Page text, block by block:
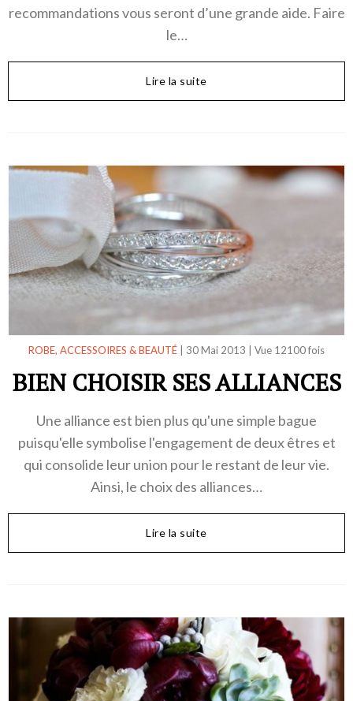
recommandations vous seront d’une grande aide. Faire
le…
Lire la suite
ROBE, ACCESSOIRES & BEAUTÉ 30 Mai 2013 Vue 12100 fois
BIEN CHOISIR SES ALLIANCES
Une alliance est bien plus qu'une simple bague
puisqu'elle symbolise l'engagement de deux êtres et
qui consolide leur union pour le restant de leur vie.
Ainsi, le choix des alliances…
Lire la suite